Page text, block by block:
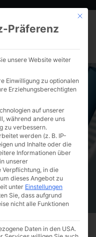
Mit
Präferenz
unsere Website weiter
Einwilligung zu optionalen
Erziehungsberechtigten
auf unserer
während andere uns
zu verbessern.
werden (z. B. IP-
und Inhalte oder die
Informationen über
unserer
Verpflichtung, in die
dieses Angebot zu
unter Einstellungen
Sie, dass aufgrund
nicht alle Funktionen
Daten in den USA.